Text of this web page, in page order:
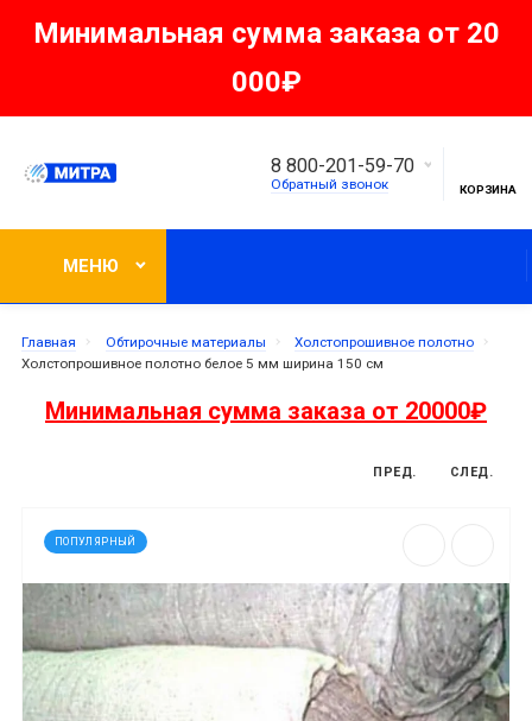
Минимальная сумма заказа от 20
000₽
8 800-201-59-70
Обратный звонок КОРЗИНА
МЕНЮ
Главная Обтирочные материалы
Холстопрошивное полотно
Холстопрошивное полотно белое 5 мм ширина 150 см
Минимальная сумма заказа от 20000₽
ПРЕД. СЛЕД.
ПОПУЛЯРНЫЙ